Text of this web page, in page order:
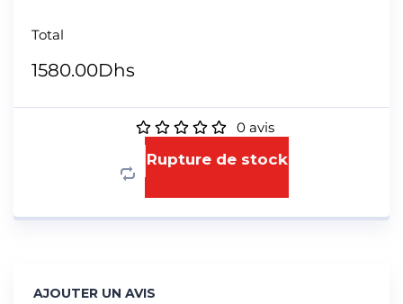
Total
1580.00Dhs
0avis
Rupture de stock
AJOUTER UN AVIS